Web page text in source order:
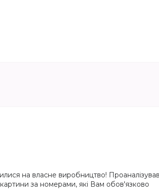
на власне виробництво!
за номерами, які Вам обов'язково